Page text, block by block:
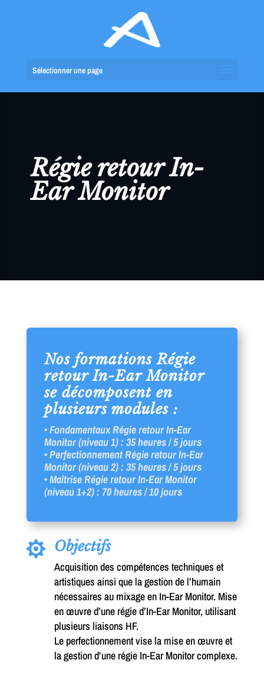
Sélectionner une page
Régie retour In-
Ear Monitor
Nos formations Régie
retour In-Ear Monitor
se décomposent en
plusieurs modules :
• Fondamentaux Régie retour In-Ear
Monitor (niveau 1) : 35 heures / 5 jours
• Perfectionnement Régie retour In-Ear
Monitor (niveau 2) : 35 heures / 5 jours
• Maîtrise Régie retour In-Ear Monitor
(niveau 1+2) : 70 heures / 10 jours
 Objectifs
Acquisition des compétences techniques et
artistiques ainsi que la gestion de l’humain
nécessaires au mixage en In-Ear Monitor. Mise
en œuvre d’une régie d’In-Ear Monitor, utilisant
plusieurs liaisons HF.
Le perfectionnement vise la mise en œuvre et
la gestion d’une régie In-Ear Monitor complexe.